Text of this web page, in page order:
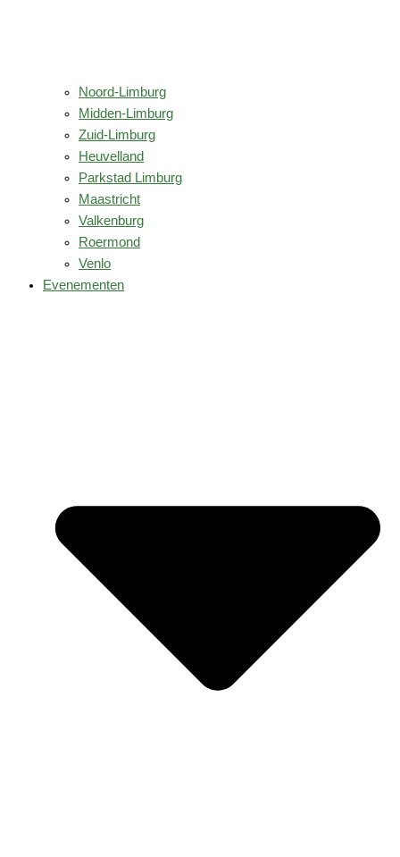
Noord-Limburg
Midden-Limburg
Zuid-Limburg
Heuvelland
Parkstad Limburg
Maastricht
Valkenburg
Roermond
Venlo
Evenementen